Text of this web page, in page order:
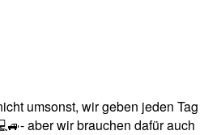
umsonst, wir geben jeden Tag
aber wir brauchen dafür auch